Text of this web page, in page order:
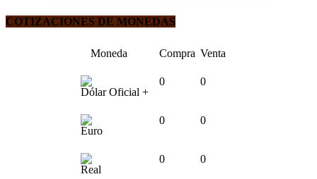
COTIZACIONES DE MONEDAS
Moneda Compra Venta
Dólar Oficial +
0 0
Euro
0 0
Real
0 0